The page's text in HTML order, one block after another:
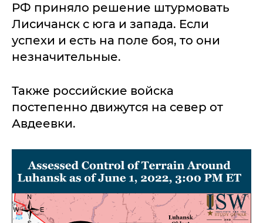
РФ приняло решение штурмовать
Лисичанск с юга и запада. Если
успехи и есть на поле боя, то они
незначительные.
Также российские войска
постепенно движутся на север от
Авдеевки.